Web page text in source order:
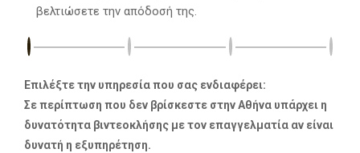
βελτιώσετε την απόδοσή της.
Επιλέξτε την υπηρεσία που σας ενδιαφέρει:
Σε περίπτωση που δεν βρίσκεστε στην Αθήνα υπάρχει η
δυνατότητα βιντεοκλήσης με τον επαγγελματία αν είναι
δυνατή η εξυπηρέτηση.